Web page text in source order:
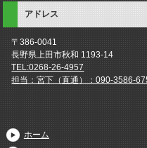
アドレス
〒386-0041
長野県上田市秋和 1193-14
TEL:0268-26-4957
担当：宮下（直通）：090-3586-
ホーム